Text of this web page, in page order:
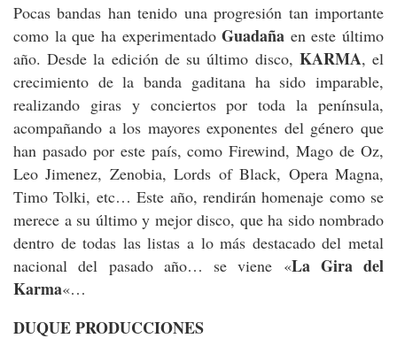
Pocas bandas han tenido una progresión tan importante
como la que ha experimentadoGuadaña en este último
año. Desde la edición de su último disco, KARMA, el
crecimiento de la banda gaditana ha sido imparable,
realizando giras y conciertos por toda la península,
acompañando a los mayores exponentes del género que
han pasado por este país, como Firewind, Mago de Oz,
Leo Jimenez, Zenobia, Lords of Black, Opera Magna,
Timo Tolki, etc… Este año, rendirán homenaje como se
merece a su último y mejor disco, que ha sido nombrado
dentro de todas las listas a lo más destacado del metal
nacional del pasado año… se viene «La Gira del
Karma«…
DUQUE PRODUCCIONES